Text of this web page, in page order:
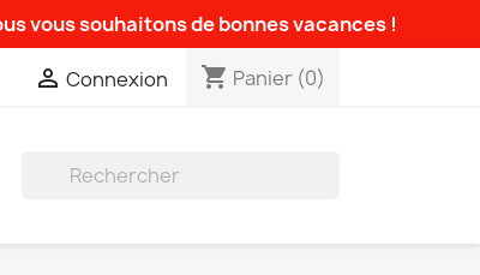
vous souhaitons de bonnes vacances !
 Connexion shopping_cart Panier (0)